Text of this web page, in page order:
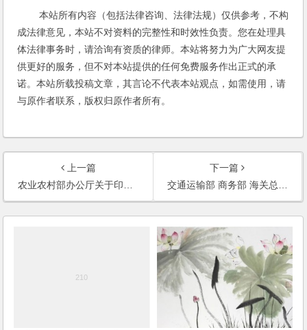
本站所有内容（包括法律咨询、法律法规）仅供参考，不构
成法律意见，本站不对资料的完整性和时效性负责。您在处理具
体法律事务时，请洽询有资质的律师。本站将努力为广大网友提
供更好的服务，但不对本站提供的任何免费服务作出正式的承
诺。本站所载投稿文章，其言论不代表本站观点，如需使用，请
与原作者联系，版权归原作者所有。
上一篇
农业农村部办公厅关于印发《社会资本投资农业农村指引》的通知
下一篇
交通运输部 商务部 海关总署等关于当前更好服务稳外贸工作的通知